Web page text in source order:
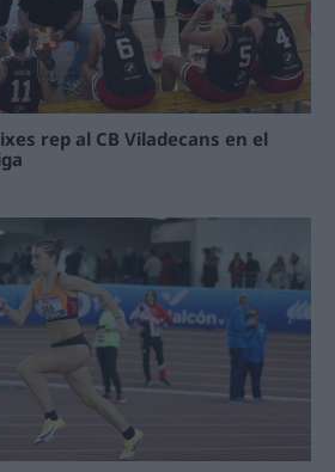
rep al CB Viladecans en el